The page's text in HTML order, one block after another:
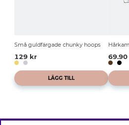
Små guldfärgade chunky hoops
129 kr
LÄGG TILL